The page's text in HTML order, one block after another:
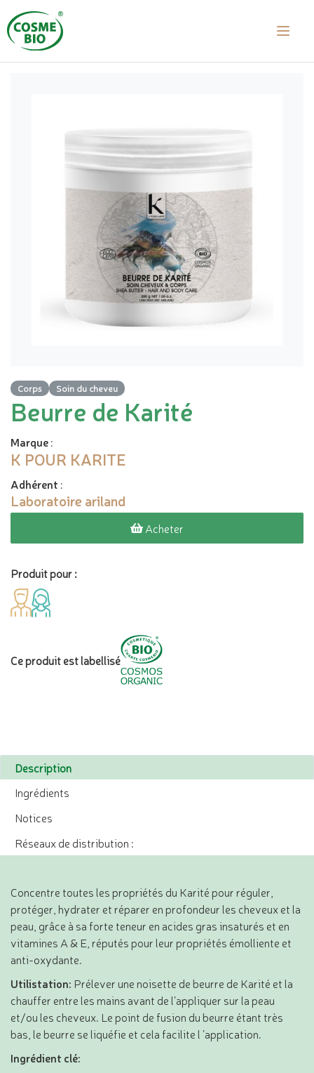
Corps Soin du cheveu
Beurre de Karité
Marque:
K POUR KARITE
Adhérent :
Laboratoire ariland
Acheter
Produit pour :
Ce produit est labellisé
Description
Ingrédients
Notices
Réseaux de distribution :
Concentre toutes les propriétés du Karité pour réguler,
protéger, hydrater et réparer en profondeur les cheveux et la
peau, grâce à sa forte teneur en acides gras insaturés et en
vitamines A & E, réputés pour leur propriétés émolliente et
anti-oxydante.
Utilistation: Prélever une noisette de beurre de Karité et la
chauffer entre les mains avant de l’appliquer sur la peau
et/ou les cheveux. Le point de fusion du beurre étant très
bas, le beurre se liquéfie et cela facilite l ’application.
Ingrédient clé: